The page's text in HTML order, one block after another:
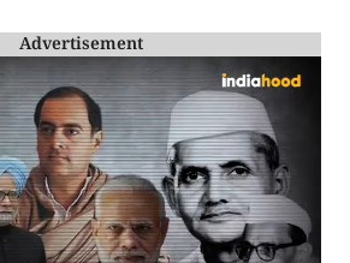
Advertisement